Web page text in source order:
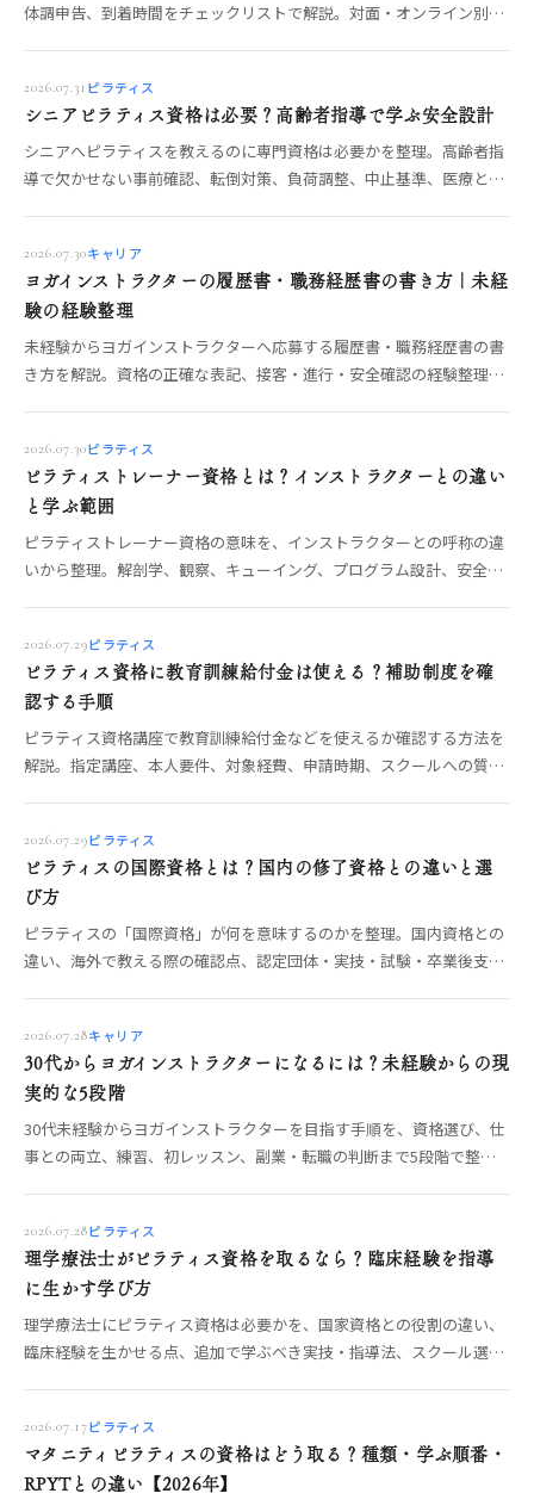
体調申告、到着時間をチェックリストで解説。対面・オンライン別の
2026.07.31 ピラティス
シニアピラティス資格は必要？高齢者指導で学ぶ安全設計
シニアへピラティスを教えるのに専門資格は必要かを整理。高齢者指
導で欠かせない事前確認、転倒対策、負荷調整、中止基準、医療との
2026.07.30キャリア
ヨガインストラクターの履歴書・職務経歴書の書き方｜未経
験の経験整理
未経験からヨガインストラクターへ応募する履歴書・職務経歴書の書
き方を解説。資格の正確な表記、接客・進行・安全確認の経験整理、
2026.07.30ピラティス
ピラティストレーナー資格とは？インストラクターとの違い
と学ぶ範囲
ピラティストレーナー資格の意味を、インストラクターとの呼称の違
いから整理。解剖学、観察、キューイング、プログラム設計、安全管
2026.07.29ピラティス
ピラティス資格に教育訓練給付金は使える？補助制度を確
認する手順
ピラティス資格講座で教育訓練給付金などを使えるか確認する方法を
解説。指定講座、本人要件、対象経費、申請時期、スクールへの質問
2026.07.29ピラティス
ピラティスの国際資格とは？国内の修了資格との違いと選
び方
ピラティスの「国際資格」が何を意味するのかを整理。国内資格との
違い、海外で教える際の確認点、認定団体・実技・試験・卒業後支援
2026.07.28キャリア
30代からヨガインストラクターになるには？未経験からの現
実的な5段階
30代未経験からヨガインストラクターを目指す手順を、資格選び、仕
事との両立、練習、初レッスン、副業・転職の判断まで5段階で整理
2026.07.28ピラティス
理学療法士がピラティス資格を取るなら？臨床経験を指導
に生かす学び方
理学療法士にピラティス資格は必要かを、国家資格との役割の違い、
臨床経験を生かせる点、追加で学ぶべき実技・指導法、スクール選び
2026.07.17ピラティス
マタニティピラティスの資格はどう取る？種類・学ぶ順番・
RPYTとの違い【2026年】